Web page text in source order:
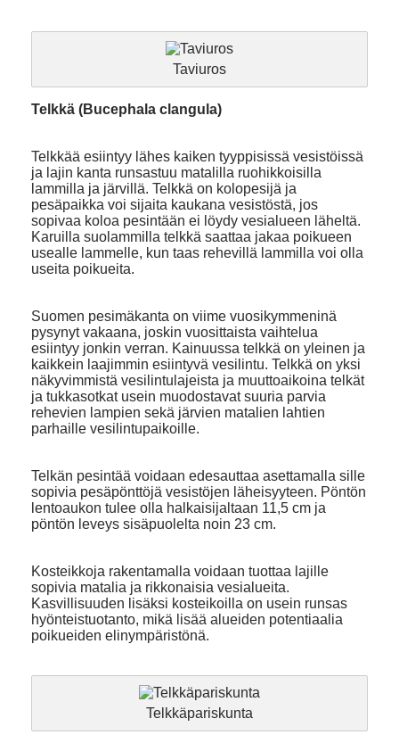
Taviuros
Telkkä (Bucephala clangula)
Telkkää esiintyy lähes kaiken tyyppisissä vesistöissä
ja lajin kanta runsastuu matalilla ruohikkoisilla
lammilla ja järvillä. Telkkä on kolopesijä ja
pesäpaikka voi sijaita kaukana vesistöstä, jos
sopivaa koloa pesintään ei löydy vesialueen läheltä.
Karuilla suolammilla telkkä saattaa jakaa poikueen
usealle lammelle, kun taas rehevillä lammilla voi olla
useita poikueita.
Suomen pesimäkanta on viime vuosikymmeninä
pysynyt vakaana, joskin vuosittaista vaihtelua
esiintyy jonkin verran. Kainuussa telkkä on yleinen ja
kaikkein laajimmin esiintyvä vesilintu. Telkkä on yksi
näkyvimmistä vesilintulajeista ja muuttoaikoina telkät
ja tukkasotkat usein muodostavat suuria parvia
rehevien lampien sekä järvien matalien lahtien
parhaille vesilintupaikoille.
Telkän pesintää voidaan edesauttaa asettamalla sille
sopivia pesäpönttöjä vesistöjen läheisyyteen. Pöntön
lentoaukon tulee olla halkaisijaltaan 11,5 cm ja
pöntön leveys sisäpuolelta noin 23 cm.
Kosteikkoja rakentamalla voidaan tuottaa lajille
sopivia matalia ja rikkonaisia vesialueita.
Kasvillisuuden lisäksi kosteikoilla on usein runsas
hyönteistuotanto, mikä lisää alueiden potentiaalia
poikueiden elinympäristönä.
Telkkäpariskunta